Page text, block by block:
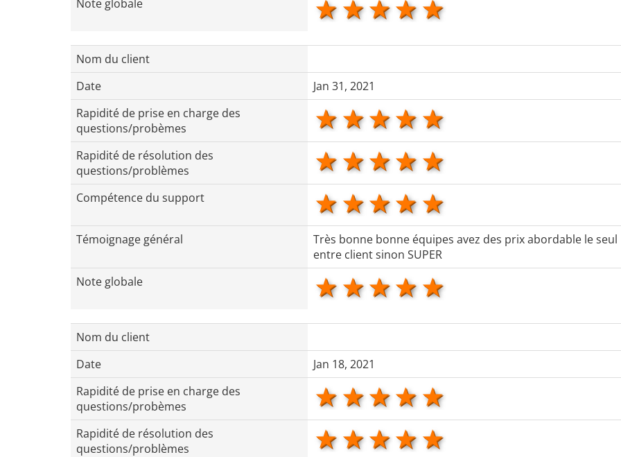
Note globale
4 stars
3 stars
2 stars
1 star
Nom du client
Date
Jan 31, 2021
Rapidité de prise en charge des
questions/probèmes
4 stars
3 stars
2 stars
1 star
Rapidité de résolution des
questions/problèmes
4 stars
3 stars
2 stars
1 star
Compétence du support 4 stars
3 stars
2 stars
1 star
Témoignage général
Très bonne bonne équipes avez des prix abordable le
entre client sinon SUPER
Note globale
4 stars
3 stars
2 stars
1 star
Nom du client
Date
Jan 18, 2021
Rapidité de prise en charge des
questions/probèmes
4 stars
3 stars
2 stars
1 star
Rapidité de résolution des
questions/problèmes
4 stars
3 stars
2 stars
1 star